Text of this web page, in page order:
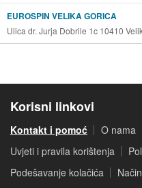
EUROSPIN VELIKA GORICA
Ulica dr. Jurja Dobrile 1c 10410
Korisni linkovi
Kontakt i pomoć O nama
Uvjeti i pravila korištenja
Podešavanje kolačića